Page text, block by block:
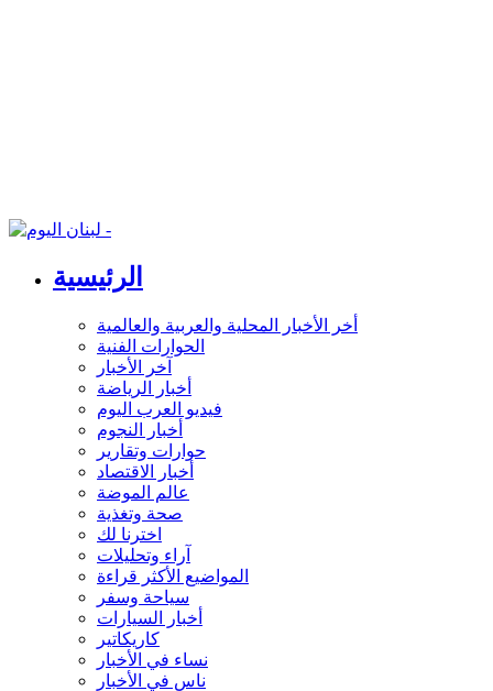
الرئيسية
أخر الأخبار المحلية والعربية والعالمية
الحوارات الفنية
آخر الأخبار
أخبار الرياضة
فيديو العرب اليوم
أخبار النجوم
حوارات وتقارير
أخبار الاقتصاد
عالم الموضة
صحة وتغذية
اخترنا لك
آراء وتحليلات
المواضيع الأكثر قراءة
سياحة وسفر
أخبار السيارات
كاريكاتير
نساء في الأخبار
ناس في الأخبار